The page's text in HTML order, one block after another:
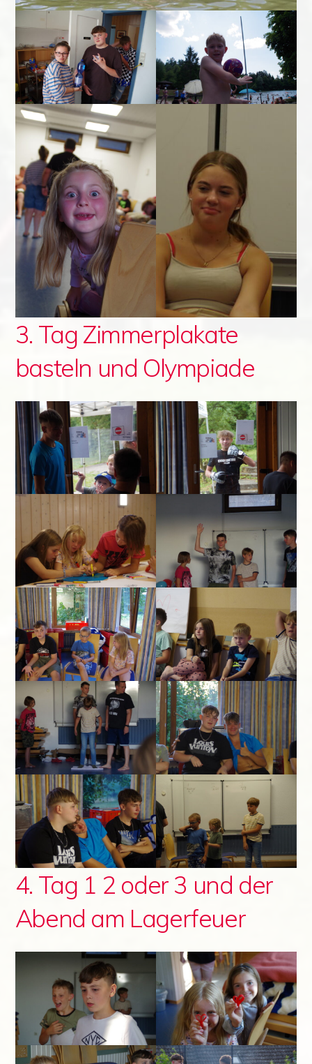
3. Tag Zimmerplakate
basteln und Olympiade
4. Tag 1 2 oder 3 und der
Abend am Lagerfeuer